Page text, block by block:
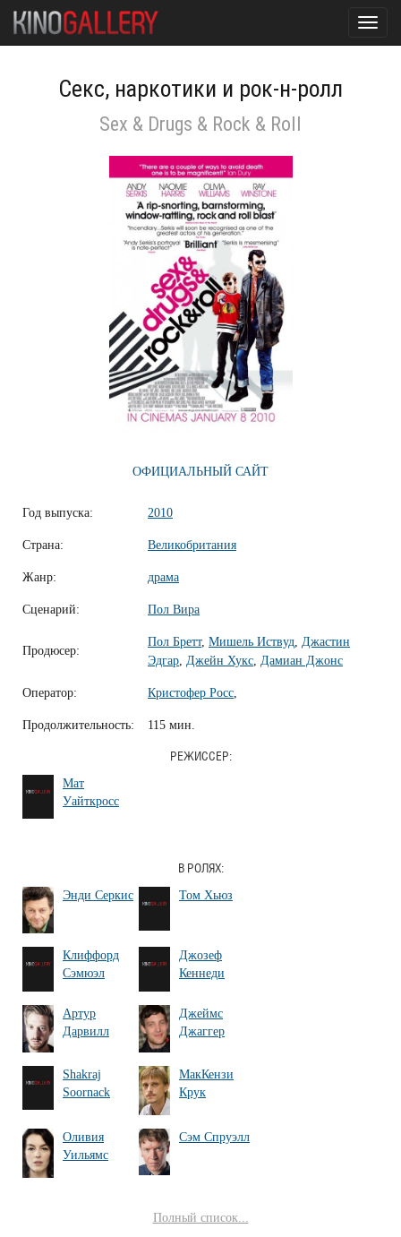
Секс, наркотики и рок-н-ролл
Sex & Drugs & Rock & Roll
ОФИЦИАЛЬНЫЙ САЙТ
Год выпуска: 2010
Страна: Великобритания
Жанр: драма
Сценарий: Пол Вира
Продюсер:
Пол Бретт, Мишель Иствуд Джастин
Эдгар Джейн Хукс Дамиан Джонс
Оператор: Кристофер Росс
Продолжительность: 115 мин.
РЕЖИССЕР:
Мат
Уайткросс
В РОЛЯХ:
Энди Серкис Том Хьюз
Клиффорд
Сэмюэл
Джозеф
Кеннеди
Артур
Дарвилл
Джеймс
Джаггер
Shakraj
Soornack
МакКензи
Крук
Оливия
Уильямс
Сэм Спруэлл
Полный список...